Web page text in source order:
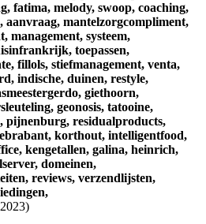
fatima, melody, swoop, coaching,
aanvraag, mantelzorgcompliment,
management, systeem,
toepassen,
fillols, stiefmanagement, venta,
indische, duinen, restyle,
giethoorn,
geonosis, tatooine,
pijnenburg, residualproducts,
korthout, intelligentfood,
kengetallen, galina, heinrich,
domeinen,
reviews, verzendlijsten,